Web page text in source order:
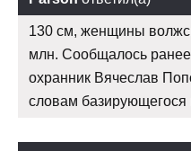
130 см, женщины
млн. Сообщалось
охранник Вячеслав
словам базирующегося